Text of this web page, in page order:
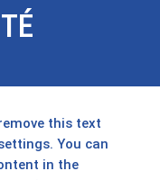
this text
You can
in the